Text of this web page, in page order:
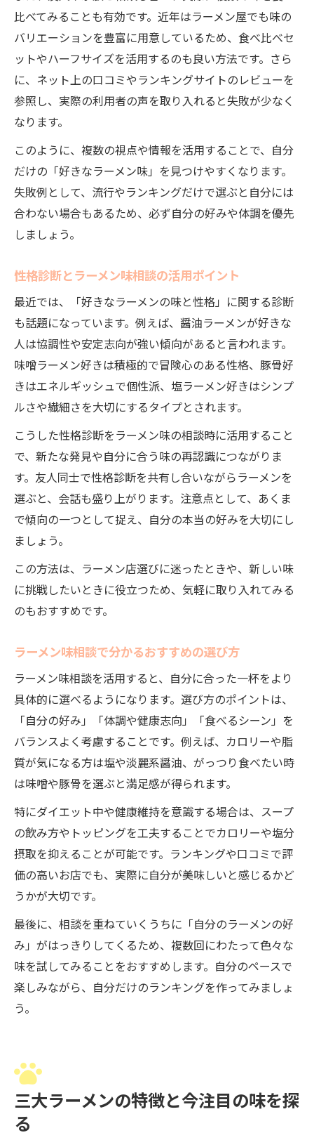
比べてみることも有効です。近年はラーメン屋でも味の
バリエーションを豊富に用意しているため、食べ比べセ
ットやハーフサイズを活用するのも良い方法です。さら
に、ネット上の口コミやランキングサイトのレビューを
参照し、実際の利用者の声を取り入れると失敗が少なく
なります。
このように、複数の視点や情報を活用することで、自分
だけの「好きなラーメン味」を見つけやすくなります。
失敗例として、流行やランキングだけで選ぶと自分には
合わない場合もあるため、必ず自分の好みや体調を優先
しましょう。
性格診断とラーメン味相談の活用ポイント
最近では、「好きなラーメンの味と性格」に関する診断
も話題になっています。例えば、醤油ラーメンが好きな
人は協調性や安定志向が強い傾向があると言われます。
味噌ラーメン好きは積極的で冒険心のある性格、豚骨好
きはエネルギッシュで個性派、塩ラーメン好きはシンプ
ルさや繊細さを大切にするタイプとされます。
こうした性格診断をラーメン味の相談時に活用すること
で、新たな発見や自分に合う味の再認識につながりま
す。友人同士で性格診断を共有し合いながらラーメンを
選ぶと、会話も盛り上がります。注意点として、あくま
で傾向の一つとして捉え、自分の本当の好みを大切にし
ましょう。
この方法は、ラーメン店選びに迷ったときや、新しい味
に挑戦したいときに役立つため、気軽に取り入れてみる
のもおすすめです。
ラーメン味相談で分かるおすすめの選び方
ラーメン味相談を活用すると、自分に合った一杯をより
具体的に選べるようになります。選び方のポイントは、
「自分の好み」「体調や健康志向」「食べるシーン」を
バランスよく考慮することです。例えば、カロリーや脂
質が気になる方は塩や淡麗系醤油、がっつり食べたい時
は味噌や豚骨を選ぶと満足感が得られます。
特にダイエット中や健康維持を意識する場合は、スープ
の飲み方やトッピングを工夫することでカロリーや塩分
摂取を抑えることが可能です。ランキングや口コミで評
価の高いお店でも、実際に自分が美味しいと感じるかど
うかが大切です。
最後に、相談を重ねていくうちに「自分のラーメンの好
み」がはっきりしてくるため、複数回にわたって色々な
味を試してみることをおすすめします。自分のペースで
楽しみながら、自分だけのランキングを作ってみましょ
う。
三大ラーメンの特徴と今注目の味を探
る